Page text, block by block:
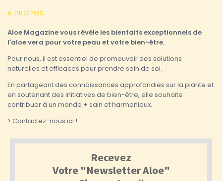
A PROPOS
Aloe Magazine vous révèle les bienfaits exceptionnels de
l'aloe vera pour votre peau et votre bien-être.
Pour nous, il est essentiel de promouvoir des solutions
naturelles et efficaces pour prendre soin de soi.
En partageant des connaissances approfondies sur la plante et
en soutenant des initiatives de bien-être, elle souhaite
contribuer à un monde + sain et harmonieux.
> Contactez-nous ici !